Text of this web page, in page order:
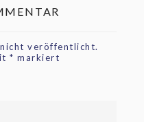
veröffentlicht.
* markiert